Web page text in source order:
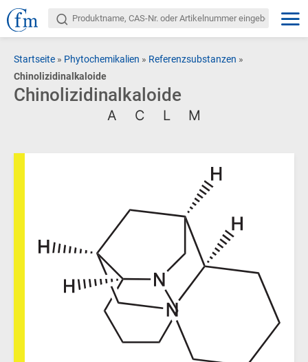
Startseite » Phytochemikalien » Referenzsubstanzen »
Chinolizidinalkaloide
Chinolizidinalkaloide
A C L M